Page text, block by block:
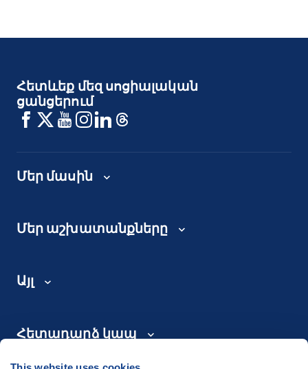
Հետևեք մեզ սոցիալական
ցանցերում
Մեր մասին
Մեր աշխատանքները
Այլ
Հետադարձ կապ